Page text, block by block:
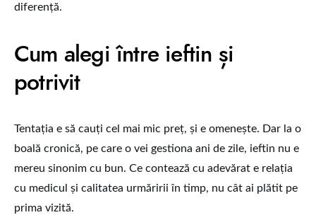
diferență.
Cum alegi între ieftin și
potrivit
Tentația e să cauți cel mai mic preț, și e omenește. Dar la o
boală cronică, pe care o vei gestiona ani de zile, ieftin nu e
mereu sinonim cu bun. Ce contează cu adevărat e relația
cu medicul și calitatea urmăririi în timp, nu cât ai plătit pe
prima vizită.